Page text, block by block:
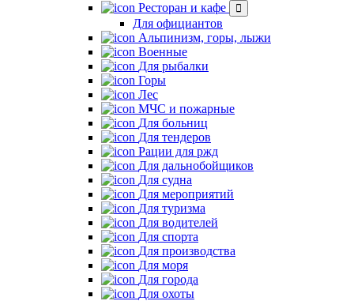
Ресторан и кафе
Для официантов
Альпинизм, горы, лыжи
Военные
Для рыбалки
Горы
Лес
МЧС и пожарные
Для больниц
Для тендеров
Рации для ржд
Для дальнобойщиков
Для судна
Для мероприятий
Для туризма
Для водителей
Для спорта
Для производства
Для моря
Для города
Для охоты